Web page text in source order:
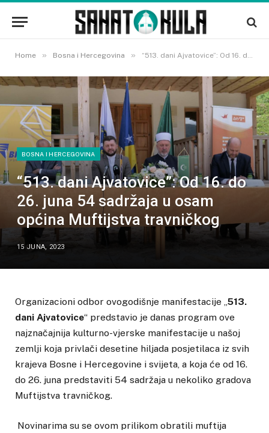
Home » Bosna i Hercegovina » “513. dani Ajvatovice”: Od 16. do 26. juna 54 sadržaja u osam općina Muftijstva travničkog
BOSNA I HERCEGOVINA
“513. dani Ajvatovice”: Od 16. do
26. juna 54 sadržaja u osam
općina Muftijstva travničkog
15 JUNA, 2023
Organizacioni odbor ovogodišnje manifestacije „513.
dani Ajvatovice“ predstavio je danas program ove
najznačajnija kulturno-vjerske manifestacije u našoj
zemlji koja privlači desetine hiljada posjetilaca iz svih
krajeva Bosne i Hercegovine i svijeta, a koja će od 16.
do 26. juna predstaviti 54 sadržaja u nekoliko gradova
Muftijstva travničkog.
Novinarima su se ovom prilikom obratili muftija